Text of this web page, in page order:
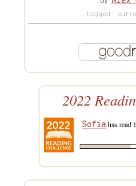
tagged:
2022
Sofiahas read